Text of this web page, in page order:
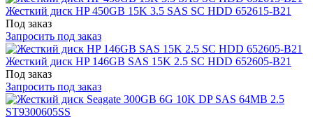
Жесткий диск HP 450GB 15K 3.5 SAS SC HDD 652615-B21
Под заказ
Запросить под заказ
Жесткий диск HP 146GB SAS 15K 2.5 SC HDD 652605-B21
Под заказ
Запросить под заказ